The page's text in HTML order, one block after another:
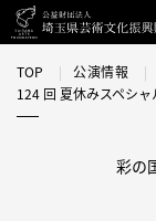
TOP 公演情報
124 回 夏休みスペシ
彩の